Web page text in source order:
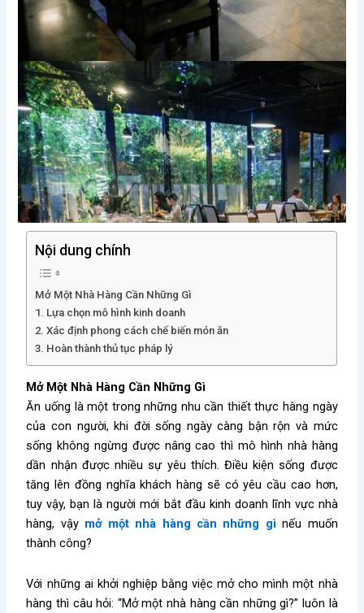
Nội dung chính
Mở Một Nhà Hàng Cần Những Gì
1. Lựa chọn mô hình kinh doanh
2. Xác định phong cách chế biến món ăn
3. Hoàn thành thủ tục pháp lý
Mở Một Nhà Hàng Cần Những Gì
Ăn uống là một trong những nhu cần thiết thực hàng ngày
của con người, khi đời sống ngày càng bận rộn và mức
sống không ngừng được nâng cao thì mô hình nhà hàng
dần nhận được nhiều sự yêu thích. Điều kiện sống được
tăng lên đồng nghĩa khách hàng sẽ có yêu cầu cao hơn,
tuy vậy, bạn là người mới bắt đầu kinh doanh lĩnh vực nhà
hàng, vậy mở một nhà hàng cần những gì nếu muốn
thành công?
Với những ai khởi nghiệp bằng việc mở cho mình một nhà
hàng thì câu hỏi: “Mở một nhà hàng cần những gì?” luôn là